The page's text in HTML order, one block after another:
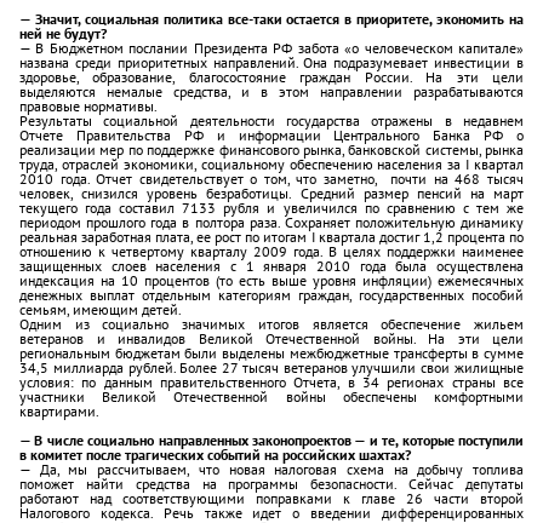
— Значит, социальная политика все-таки остается в приоритете, экономить на
ней не будут?
— В Бюджетном послании Президента РФ забота «о человеческом капитале»
названа среди приоритетных направлений. Она подразумевает инвестиции в
здоровье, образование, благосостояние граждан России. На эти цели
выделяются немалые средства, и в этом направлении разрабатываются
правовые нормативы.
Результаты социальной деятельности государства отражены в недавнем
Отчете Правительства РФ и информации Центрального Банка РФ о
реализации мер по поддержке финансового рынка, банковской системы, рынка
труда, отраслей экономики, социальному обеспечению населения за I квартал
2010 года. Отчет свидетельствует о том, что заметно, почти на 468 тысяч
человек, снизился уровень безработицы. Средний размер пенсий на март
текущего года составил 7133 рубля и увеличился по сравнению с тем же
периодом прошлого года в полтора раза. Сохраняет положительную динамику
реальная заработная плата, ее рост по итогам I квартала достиг 1,2 процента по
отношению к четвертому кварталу 2009 года. В целях поддержки наименее
защищенных слоев населения с 1 января 2010 года была осуществлена
индексация на 10 процентов (то есть выше уровня инфляции) ежемесячных
денежных выплат отдельным категориям граждан, государственных пособий
семьям, имеющим детей.
Одним из социально значимых итогов является обеспечение жильем
ветеранов и инвалидов Великой Отечественной войны. На эти цели
региональным бюджетам были выделены межбюджетные трансферты в сумме
34,5 миллиарда рублей. Более 27 тысяч ветеранов улучшили свои жилищные
условия: по данным правительственного Отчета, в 34 регионах страны все
участники Великой Отечественной войны обеспечены комфортными
квартирами.
— В числе социально направленных законопроектов — и те, которые поступили
в комитет после трагических событий на российских шахтах?
— Да, мы рассчитываем, что новая налоговая схема на добычу топлива
поможет найти средства на программы безопасности. Сейчас депутаты
работают над соответствующими поправками к главе 26 части второй
Налогового кодекса. Речь также идет о введении дифференцированных